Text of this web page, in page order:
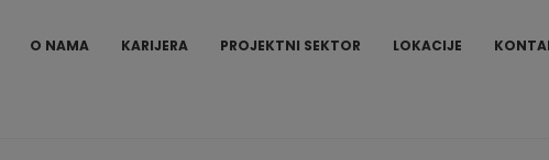
O NAMA KARIJERA PROJEKTNI SEKTOR LOKACIJE